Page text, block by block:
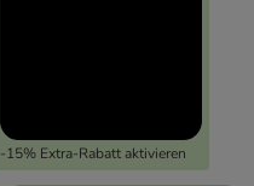
-15% Extra-Rabatt aktivieren